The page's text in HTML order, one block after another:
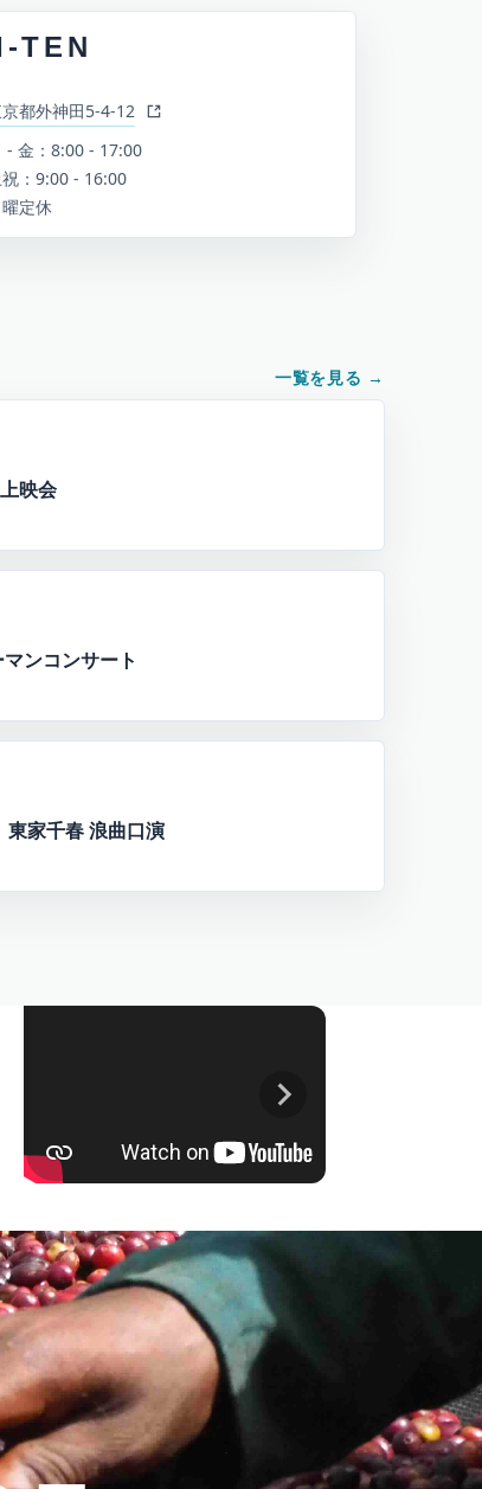
TEN
都外神田5-4-12
- 金：8:00 - 17:00
：9:00 - 16:00
曜定休
一覧を見る →
映会
ンコンサート
家千春 浪曲口演